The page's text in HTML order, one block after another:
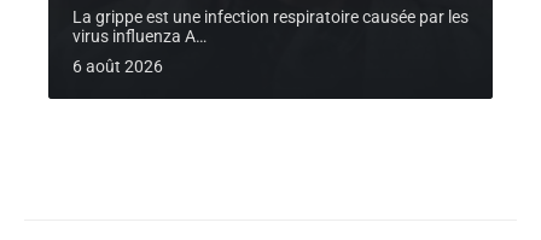
La grippe est une infection respiratoire causée par les
virus influenza A…
6 août 2026